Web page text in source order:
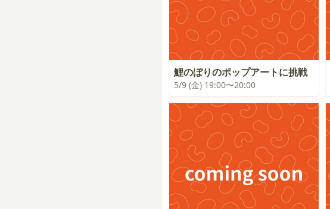
鯉のぼりのポップアートに挑戦
5/9 (金) 19:00〜20:00